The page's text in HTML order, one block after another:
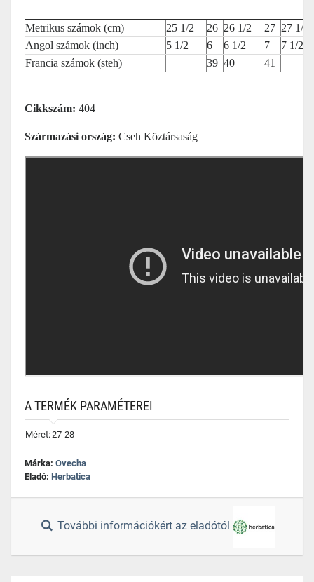
Metrikus számok (cm) 25 1/2 26 26 1/2 27 27 1/2
Angol számok (inch)
5 1/2 6 6 1/2 7
7 1/2
Francia számok (steh)
39 40 41
Cikkszám: 404
Származási ország: Cseh Köztársaság
A TERMÉK PARAMÉTEREI
Méret:27-28
Márka: Ovecha
Eladó: Herbatica
További információkért az eladótól